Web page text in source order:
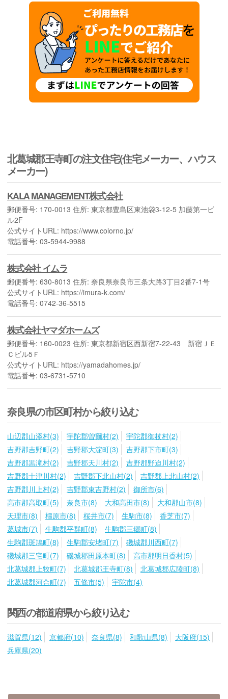
北葛城郡王寺町の注文住宅(住宅メーカー、ハウス
メーカー)
KALA MANAGEMENT株式会社
郵便番号: 170-0013 住所: 東京都豊島区東池袋3-12-5 加藤第一ビ
ル2F
公式サイトURL: https://www.colorno.jp/
電話番号: 03-5944-9988
株式会社 イムラ
郵便番号: 630-8013 住所: 奈良県奈良市三条大路3丁目2番7-1号
公式サイトURL: https://imura-k.com/
電話番号: 0742-36-5515
株式会社ヤマダホームズ
郵便番号: 160-0023 住所: 東京都新宿区西新宿7-22-43 新宿ＪＥ
Ｃビル5Ｆ
公式サイトURL: https://yamadahomes.jp/
電話番号: 03-6731-5710
奈良県の市区町村から絞り込む
山辺郡山添村(3) 宇陀郡曽爾村(2)
宇陀郡御杖村(2)
吉野郡吉野町(2)
吉野郡大淀町(3)
吉野郡下市町(3)
吉野郡黒滝村(2)
吉野郡天川村(2)
吉野郡野迫川村(2)
吉野郡十津川村(2)
吉野郡下北山村(2)
吉野郡上北山村(2)
吉野郡川上村(2)
吉野郡東吉野村(2)
御所市(6)
高市郡高取町(5)
奈良市(8) 大和高田市(8)
大和郡山市(8)
天理市(8)
橿原市(8) 桜井市(7) 生駒市(8)
香芝市(7)
葛城市(7)
生駒郡平群町(8)
生駒郡三郷町(8)
生駒郡斑鳩町(8)
生駒郡安堵町(7)
磯城郡川西町(7)
磯城郡三宅町(7)
磯城郡田原本町(8)
高市郡明日香村(5)
北葛城郡上牧町(7)
北葛城郡王寺町(8)
北葛城郡広陵町(8)
北葛城郡河合町(7)
五條市(5) 宇陀市(4)
関西の都道府県から絞り込む
滋賀県(12) 京都府(10) 奈良県(8) 和歌山県(8)
大阪府(15)
兵庫県(20)